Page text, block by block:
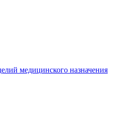
медицинского назначения